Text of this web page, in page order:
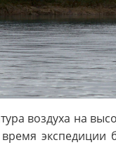
воздуха на
экспедиции